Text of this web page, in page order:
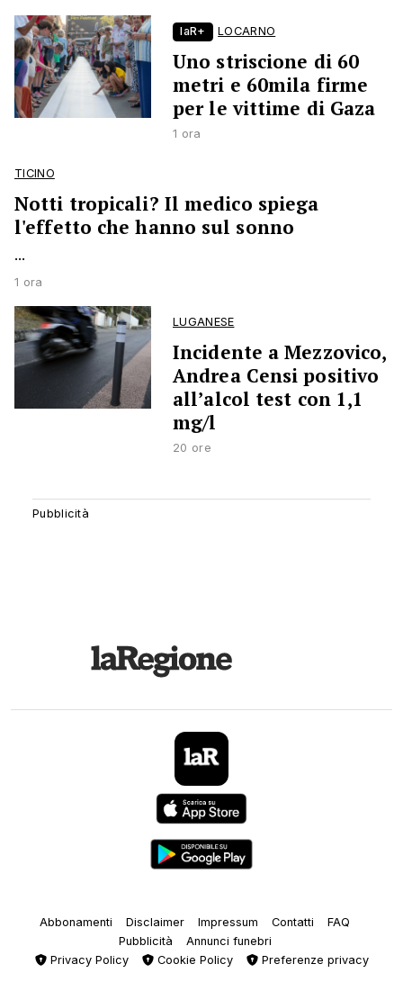
laR+ LOCARNO
Uno striscione di 60
metri e 60mila firme
per le vittime di Gaza
1 ora
TICINO
Notti tropicali? Il medico spiega
l'effetto che hanno sul sonno
...
1 ora
LUGANESE
Incidente a Mezzovico,
Andrea Censi positivo
all’alcol test con 1,1
mg/l
20 ore
Abbonamenti Disclaimer Impressum Contatti
FAQ
Pubblicità
Annunci funebri
Privacy Policy
Cookie Policy Preferenze privacy